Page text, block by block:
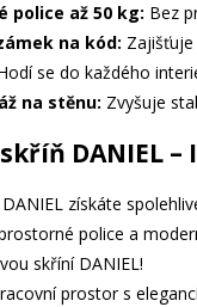
police až 50 kg: Bez
na kód:
se do každého
na stěnu: Zvyšuje
DANIEL
získáte
police a
skříní DANIEL!
prostor s